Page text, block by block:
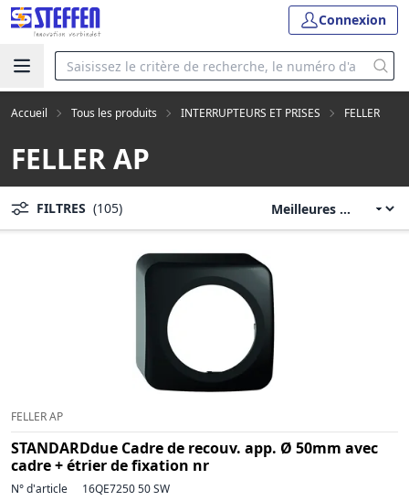
Connexion
Accueil Tous les produits INTERRUPTEURS ET PRISES FELLER
FELLER AP
FILTRES (105)
FELLER AP
STANDARDdue Cadre de recouv. app. Ø 50mm avec
cadre + étrier de fixation nr
N° d'article 16QE7250 50 SW